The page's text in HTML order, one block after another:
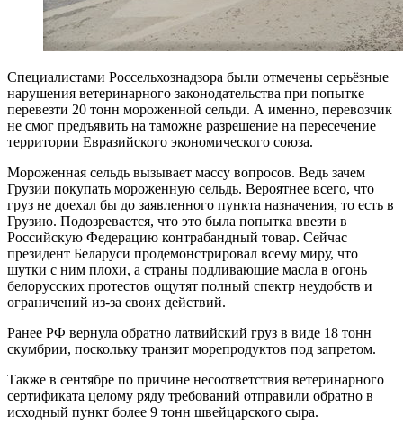
Специалистами Россельхознадзора были отмечены серьёзные
нарушения ветеринарного законодательства при попытке
перевезти 20 тонн мороженной сельди. А именно, перевозчик
не смог предъявить на таможне разрешение на пересечение
территории Евразийского экономического союза.
Мороженная сельдь вызывает массу вопросов. Ведь зачем
Грузии покупать мороженную сельдь. Вероятнее всего, что
груз не доехал бы до заявленного пункта назначения, то есть в
Грузию. Подозревается, что это была попытка ввезти в
Российскую Федерацию контрабандный товар. Сейчас
президент Беларуси продемонстрировал всему миру, что
шутки с ним плохи, а страны подливающие масла в огонь
белорусских протестов ощутят полный спектр неудобств и
ограничений из-за своих действий.
Ранее РФ вернула обратно латвийский груз в виде 18 тонн
скумбрии, поскольку транзит морепродуктов под запретом.
Также в сентябре по причине несоответствия ветеринарного
сертификата целому ряду требований отправили обратно в
исходный пункт более 9 тонн швейцарского сыра.